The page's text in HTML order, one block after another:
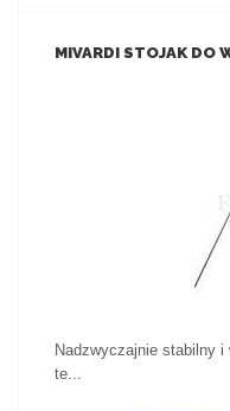
MIVARDI STOJAK DO
Nadzwyczajnie stabilny i
te...